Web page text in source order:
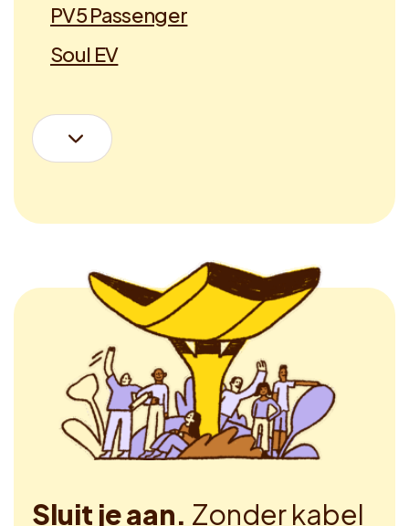
PV5 Passenger
Soul EV
Sluit je aan. Zonder kabel